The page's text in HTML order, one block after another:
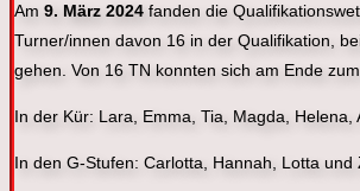
Am 9. März 2024 fanden die
Turner/innen davon 16 in der Qualifikation,
gehen. Von 16 TN konnten sich am Ende
In der Kür: Lara, Emma, Tia, Magda, Helena,
In den G-Stufen: Carlotta, Hannah, Lotta und